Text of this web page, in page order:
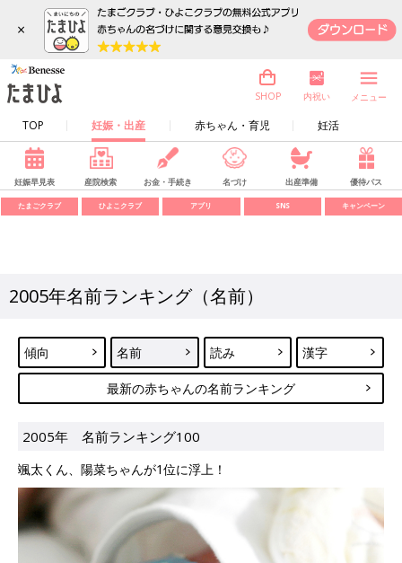
×
TOP 妊娠・出産 赤ちゃん・育児 妊活
SHOP 内祝い メニュー
妊娠早見表 産院検索 お金・手続き 名づけ 出産準備 優待パス
たまごクラブ ひよこクラブ アプリ SNS キャンペーン
2005年名前ランキング（名前）
傾向 名前 読み 漢字
最新の赤ちゃんの名前ランキング
2005年 名前ランキング100
颯太くん、陽菜ちゃんが1位に浮上！